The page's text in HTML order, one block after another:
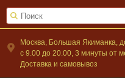
Москва, Большая Якиманка,
c 9.00 до 20.00, 3 минуты от
Доставка и самовывоз